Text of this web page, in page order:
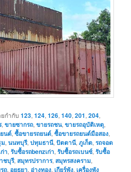
กำกับ 123,124,126,140,201,204,
,ขายซากรถ,ขายรถชน,ขายรถอุบัติเหตุ,
นต์,ซื้อขายรถยนต์,ซื้อขายรถยนต์มือสอง,
,นนทบุรี,ปทุมธานี,ปัตตานี,ภูเก็ต,รถจอด
า,รับซื้อรถbenzเก่า,รับซื้อรถเบนซ์,รับซื้อ
ชบุรี, สมุทรปราการ, สมุทรสงคราม,
ถ, อยุธยา, อ่างทอง, เกียร์พัง, เครื่องพัง